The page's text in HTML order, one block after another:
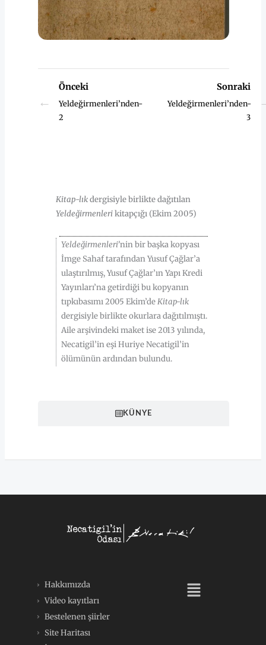
←
Önceki
Yeldeğirmenleri’nden-
2
Sonraki
Yeldeğirmenleri’nden-
3
KÜNYE
Kitap-lıkdergisiyle birlikte dağıtılan
Yeldeğirmenlerikitapçığı (Ekim 2005)
Yeldeğirmenleri’nin bir başka kopyası
İmge Sahaf tarafından Yusuf Çağlar’a
ulaştırılmış, Yusuf Çağlar’ın Yapı Kredi
Yayınları’na getirdiği bu kopyanın
tıpkıbasımı 2005 Ekim’deKitap-lık
dergisiyle birlikte okurlara dağıtılmıştı.
Aile arşivindeki maket ise 2013 yılında,
Necatigil’in eşi Huriye Necatigil’in
ölümünün ardından bulundu.
Hakkımızda
Video kayıtları
Bestelenen şiirler
Site Haritası
Menü